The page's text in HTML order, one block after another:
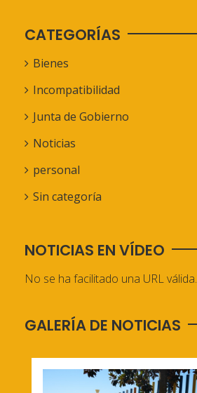
CATEGORÍAS
Bienes
Incompatibilidad
Junta de Gobierno
Noticias
personal
Sin categoría
NOTICIAS EN VÍDEO
No se ha facilitado una URL válida.
GALERÍA DE NOTICIAS